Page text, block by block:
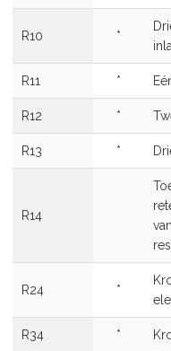
R10 *
R11 *
R12 *
R13 *
R14
R24 *
R34 *